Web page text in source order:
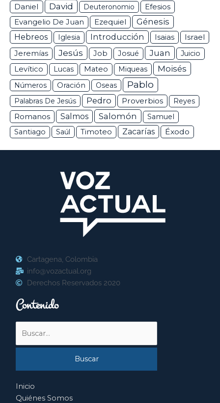
Daniel David Deuteronomio Efesios
Evangelio De Juan Ezequiel
Génesis
Hebreos
Iglesia Introducción Isaias Israel
Jeremías Jesús Job Josué Juan
Juicio
Levítico
Lucas Mateo Miqueas Moisés
Números Oración Oseas Pablo
Palabras De Jesús Pedro Proverbios Reyes
Romanos Salmos Salomón
Samuel
Santiago
Saúl Timoteo Zacarías Éxodo
Cartagena, Colombia
info@vozactual.org
Derechos Reservados 2020
Contenido
por:
Inicio
Quiénes Somos